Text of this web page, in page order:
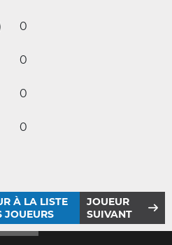
0
0
0
0
À LA LISTE
JOUEURS
JOUEUR
SUIVANT